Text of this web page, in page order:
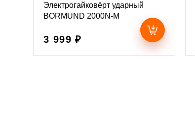
Электрогайковёрт ударный
BORMUND 2000N-M
3 999 ₽